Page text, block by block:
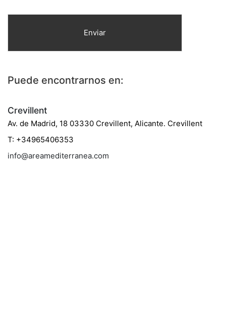
Enviar
Puede encontrarnos en:
Crevillent
Av. de Madrid, 18 03330 Crevillent, Alicante. Crevillent
T: +34965406353
info@areamediterranea.com